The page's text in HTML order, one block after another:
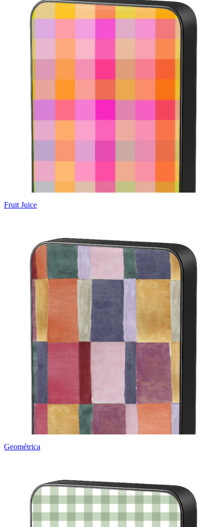
Fruit Juice
Geométrica